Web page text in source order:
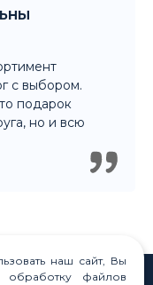
наш сайт, Вы
обработку файлов